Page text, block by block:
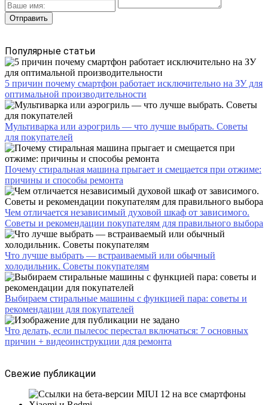
Популярные статьи
5 причин почему смартфон работает исключительно на ЗУ для
оптимальной производительности
Мультиварка или аэрогриль — что лучше выбрать. Советы
для покупателей
Почему стиральная машина прыгает и смещается при отжиме:
причины и способы ремонта
Чем отличается независимый духовой шкаф от зависимого.
Советы и рекомендации покупателям для правильного выбора
Что лучше выбрать — встраиваемый или обычный
холодильник. Советы покупателям
Выбираем стиральные машины с функцией пара: советы и
рекомендации для покупателей
Что делать, если пылесос перестал включаться: 7 основных
причин + видеоинструкции для ремонта
Свежие публикации